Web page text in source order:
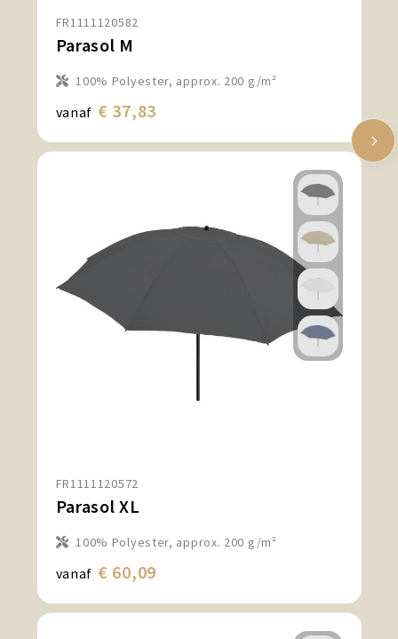
FR1111120582
Parasol M
100% Polyester, approx. 200 g/m²
vanaf € 37,83
FR1111120572
Parasol XL
100% Polyester, approx. 200 g/m²
vanaf € 60,09